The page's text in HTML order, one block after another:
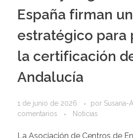
España firman
estratégico para
la certificación
Andalucía
1 de junio de 2026 por Susana-
comentarios
Noticias
La Asociación de Centros de